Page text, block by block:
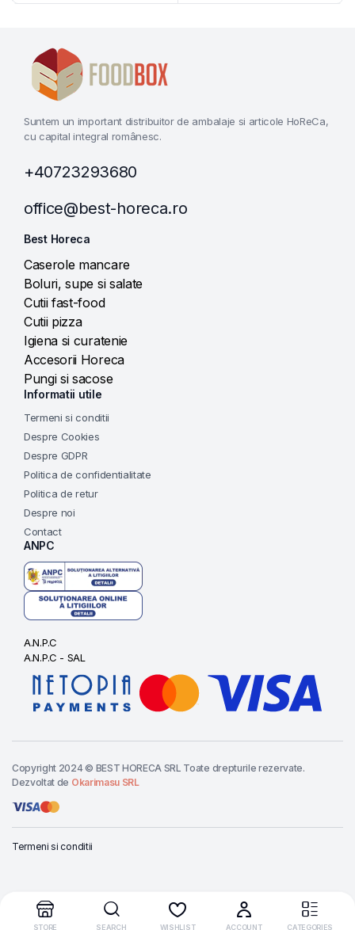
LAVETA
MICROFIBRA
Cere oferta
Suntem un important distribuitor de ambalaje si articole HoReCa,
cu capital integral românesc.
+40723293680
office@best-horeca.ro
Best Horeca
Caserole mancare
Boluri, supe si salate
Cutii fast-food
Cutii pizza
Igiena si curatenie
Accesorii Horeca
Pungi si sacose
Informatii utile
Termeni si conditii
Despre Cookies
Despre GDPR
Politica de confidentialitate
Politica de retur
Despre noi
Contact
ANPC
A.N.P.C
A.N.P.C - SAL
Copyright 2024 © BEST HORECA SRL Toate drepturile rezervate.
Dezvoltat de Okarimasu SRL
Termeni si conditii
STORE SEARCH WISHLIST ACCOUNT CATEGORIES